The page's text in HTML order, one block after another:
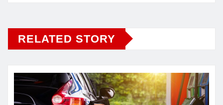
RELATED STORY